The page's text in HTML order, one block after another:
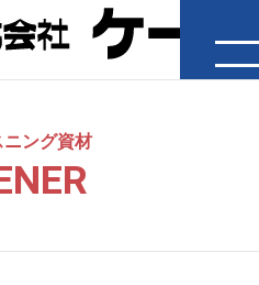
ング資材